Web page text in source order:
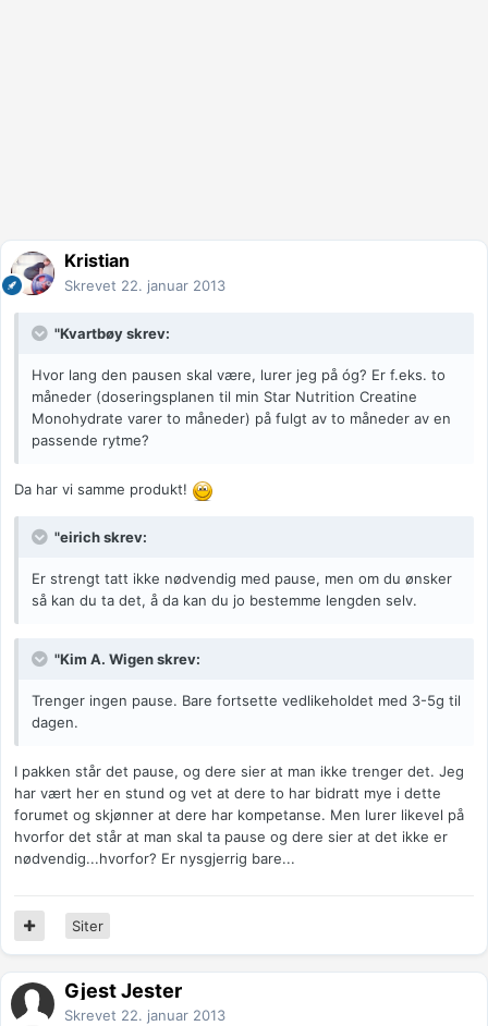
Kristian
Skrevet 22. januar 2013
"Kvartbøy skrev:
Hvor lang den pausen skal være, lurer jeg på óg? Er f.eks. to
måneder (doseringsplanen til min Star Nutrition Creatine
Monohydrate varer to måneder) på fulgt av to måneder av en
passende rytme?
Da har vi samme produkt!
"eirich skrev:
Er strengt tatt ikke nødvendig med pause, men om du ønsker
så kan du ta det, å da kan du jo bestemme lengden selv.
"Kim A. Wigen skrev:
Trenger ingen pause. Bare fortsette vedlikeholdet med 3-5g til
dagen.
I pakken står det pause, og dere sier at man ikke trenger det. Jeg
har vært her en stund og vet at dere to har bidratt mye i dette
forumet og skjønner at dere har kompetanse. Men lurer likevel på
hvorfor det står at man skal ta pause og dere sier at det ikke er
nødvendig...hvorfor? Er nysgjerrig bare...
Siter
Gjest Jester
Skrevet 22. januar 2013